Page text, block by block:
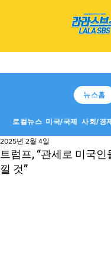
뉴스홈
로컬뉴스 미국/국제 사회/경
트럼프, “관세로 미국
낄 것”
2025년 2월 4일